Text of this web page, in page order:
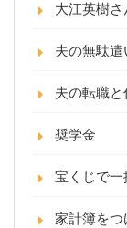
大江英樹さ
夫の無駄遣
夫の転職
奨学金
宝くじで一
家計簿をつ